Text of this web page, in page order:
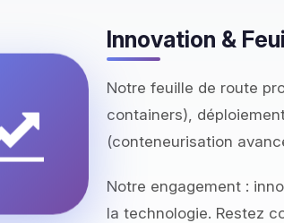
Innovation &
Notre feuille de route
containers),
(conteneurisation
Notre engagement :
la technologie. Restez